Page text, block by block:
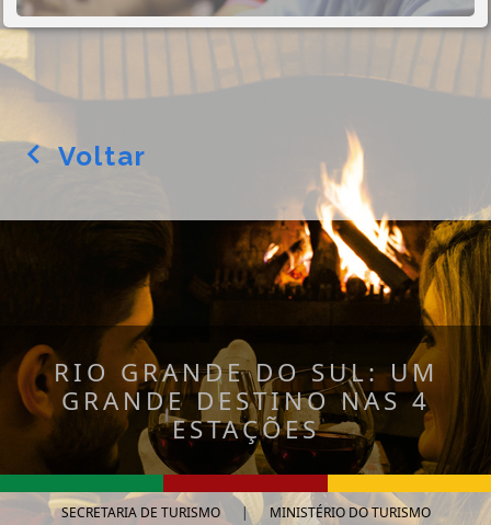
arrow_back_ios Voltar
RIO GRANDE DO SUL: UM
GRANDE DESTINO NAS 4
ESTAÇÕES
SECRETARIA DE TURISMO | MINISTÉRIO DO TURISMO